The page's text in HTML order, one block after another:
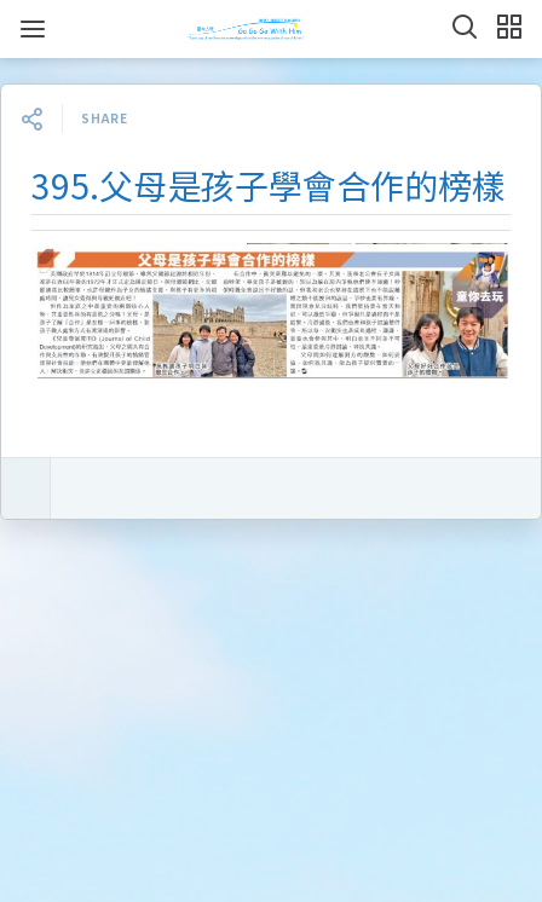
SHARE
395.父母是孩子學會合作的榜樣